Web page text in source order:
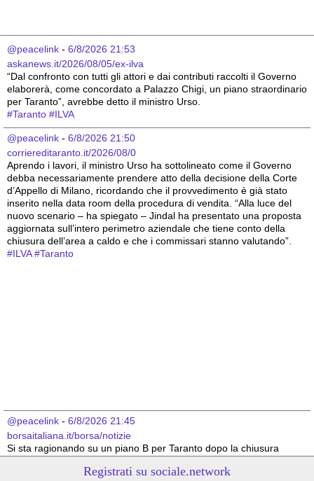
@peacelink - 6/8/2026 21:53
askanews.it/2026/08/05/ex-ilva
“Dal confronto con tutti gli attori e dai contributi raccolti il Governo
elaborerà, come concordato a Palazzo Chigi, un piano straordinario
per Taranto”, avrebbe detto il ministro Urso.
#Taranto #ILVA
@peacelink - 6/8/2026 21:50
corriereditaranto.it/2026/08/0
Aprendo i lavori, il ministro Urso ha sottolineato come il Governo
debba necessariamente prendere atto della decisione della Corte
d’Appello di Milano, ricordando che il provvedimento è già stato
inserito nella data room della procedura di vendita. “Alla luce del
nuovo scenario – ha spiegato – Jindal ha presentato una proposta
aggiornata sull’intero perimetro aziendale che tiene conto della
chiusura dell’area a caldo e che i commissari stanno valutando”.
#ILVA #Taranto
@peacelink - 6/8/2026 21:45
borsaitaliana.it/borsa/notizie
Si sta ragionando su un piano B per Taranto dopo la chiusura
Registrati su sociale.network